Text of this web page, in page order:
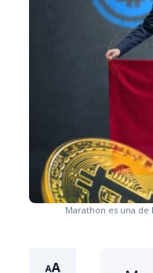
Marathon es una